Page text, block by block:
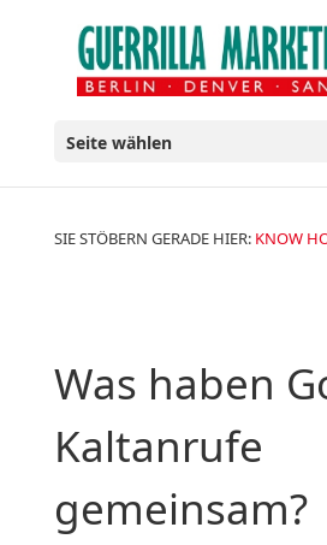
Seite wählen
SIE STÖBERN GERADE HIER: KNOW
Was haben
Kaltanrufe
gemeinsam?